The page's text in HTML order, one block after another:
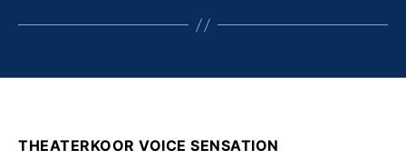
THEATERKOOR VOICE SENSATION